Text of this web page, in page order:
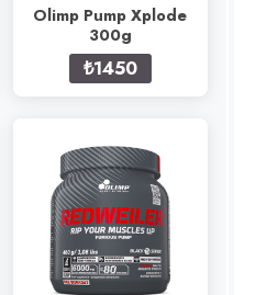
Olimp Pump Xplode
300g
₺1450